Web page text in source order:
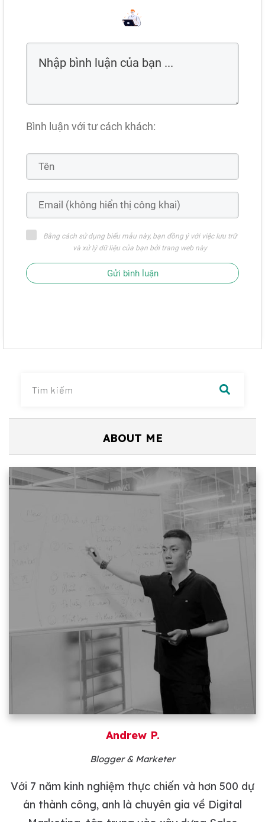
Bình luận với tư cách khách:
Bằng cách sử dụng biểu mẫu này, bạn đồng ý với việc lưu trữ
và xử lý dữ liệu của bạn bởi trang web này
Gửi bình luận
ABOUT ME
Andrew P.
Blogger & Marketer
Với 7 năm kinh nghiệm thực chiến và hơn 500 dự
án thành công, anh là chuyên gia về Digital